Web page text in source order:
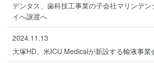
デンタス、歯科技工事業の子会社マリンデン
イへ譲渡へ
2024.11.13
大塚HD、米ICU Medicalが新設する輸液事業